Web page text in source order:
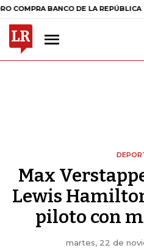
BANCO DE LA REPÚBLICA $
Max
Lewis
piloto con
martes, 22 de